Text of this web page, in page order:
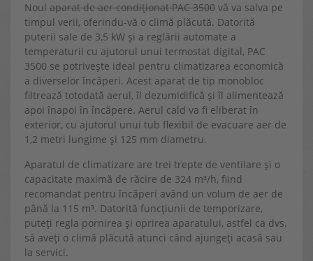
Noul aparat de aer condiționat PAC 3500 vă va salva pe
timpul verii, oferindu-vă o climă plăcută. Datorită
puterii sale de 3,5 kW și a reglării automate a
temperaturii cu ajutorul unui termostat digital, PAC
3500 se potrivește ideal pentru climatizarea economică
a diverselor încăperi. Acest aparat de tip monobloc
filtrează totodată aerul, îl dezumidifică și îl alimentează
apoi înapoi în încăpere. Aerul cald va fi eliberat în
exterior, cu ajutorul unui tub flexibil de evacuare aer de
1,2 metri lungime și 125 mm diametru.
Aparatul de climatizare are trei trepte de ventilare și o
capacitate maximă de răcire de 324 m³/h, fiind
recomandat pentru încăperi având un volum de aer de
până la 115 m³. Datorită funcțiunii de temporizare,
puteți regla pornirea și oprirea aparatului, astfel ca dvs.
să aveți o climă plăcută atunci când ajungeți acasă sau
la servici.